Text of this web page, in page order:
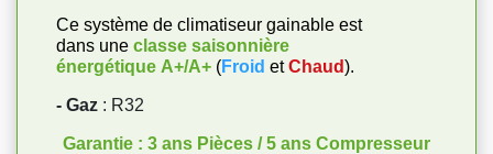
Ce système de climatiseur gainable est
dans une classe saisonnière
énergétique A+/A+ (Froid et Chaud).
- Gaz : R32
Garantie : 3 ans Pièces / 5 ans Compresseur